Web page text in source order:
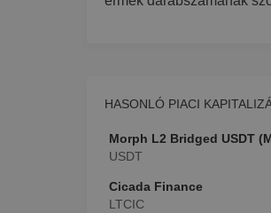
HASONLÓ PIACI
Morph L2 Bridged USDT
USDT
Cicada Finance
LTCIC